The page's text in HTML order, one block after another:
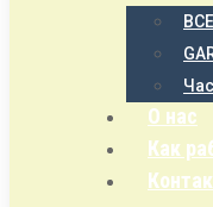
О нас
Как